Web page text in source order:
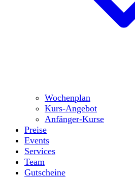
Wochenplan
Kurs-Angebot
Anfänger-Kurse
Preise
Events
Services
Team
Gutscheine